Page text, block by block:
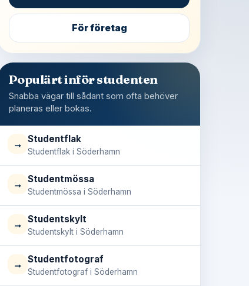
För företag
Populärt inför studenten
Snabba vägar till sådant som ofta behöver
planeras eller bokas.
→ Studentflak
Studentflak i Söderhamn
→ Studentmössa
Studentmössa i Söderhamn
→ Studentskylt
Studentskylt i Söderhamn
→ Studentfotograf
Studentfotograf i Söderhamn